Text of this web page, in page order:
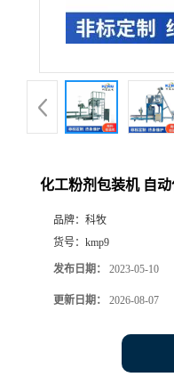
化工粉剂包装机 自
品牌： 科牧
货号： kmp9
发布日期： 2023-05-10
更新日期： 2026-08-07